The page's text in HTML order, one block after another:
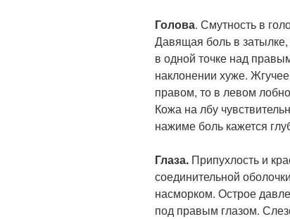
Голова. Смутность в
Давящая боль в
в одной точке над
наклонении хуже.
правом, то в левом
Кожа на лбу
нажиме боль кажется
Глаза. Припухлость и
соединительной
насморком. Острое
под правым глазом.